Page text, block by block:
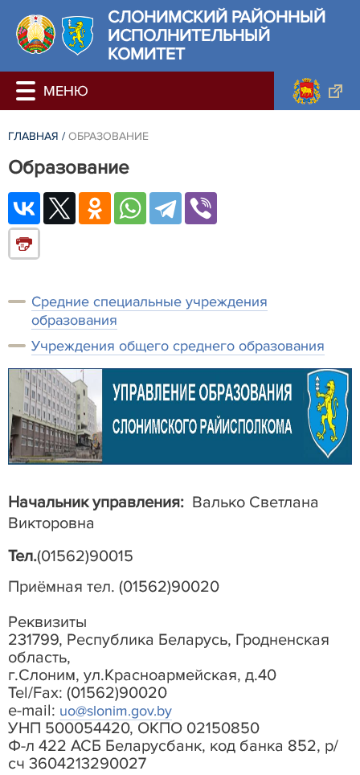
СЛОНИМСКИЙ РАЙОННЫЙ
ИСПОЛНИТЕЛЬНЫЙ
КОМИТЕТ
ГЛАВНАЯ / ОБРАЗОВАНИЕ
Образование
Средние специальные учреждения
образования
Учреждения общего среднего образования
Начальник управления: Валько Светлана
Викторовна
Тел.(01562)90015
Приёмная тел. (01562)90020
Реквизиты
231799, Республика Беларусь, Гродненская
область,
г.Слоним, ул.Красноармейская, д.40
Tel/Fax: (01562)90020
e-mail: uo@slonim.gov.by
УНП 500054420, ОКПО 02150850
Ф-л 422 АСБ Беларусбанк, код банка 852, р/
сч 3604213290027